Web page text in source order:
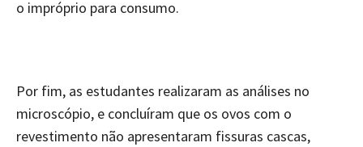
o impróprio para consumo.
Por fim, as estudantes realizaram as análises no
microscópio, e concluíram que os ovos com o
revestimento não apresentaram fissuras cascas,